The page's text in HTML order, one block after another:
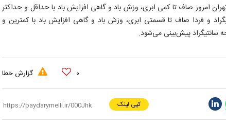
امروز صاف تا کمی ابری، وزش باد و گاهی افزایش باد با حداقل و حداکثر
سانتیگراد و فردا صاف تا قسمتی ابری، وزش باد و گاهی افزایش باد با کمترین و
۰ گزارش خطا
کپی لینک